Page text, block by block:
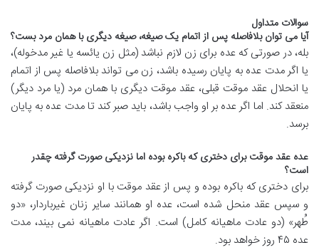
سوالات متداول
آیا می توان بلافاصله پس از اتمام یک صیغه، صیغه دیگری با همان مرد بست؟
بله، در صورتی که عده برای زن لازم نباشد (مثل زن یائسه یا غیر مدخوله)،
یا اگر مدت عده به پایان رسیده باشد، زن می تواند بلافاصله پس از اتمام
یا انحلال عقد موقت قبلی، عقد موقت دیگری با همان مرد (یا مرد دیگر)
منعقد کند. اما اگر عده بر او واجب باشد، باید صبر کند تا مدت عده به پایان
برسد.
عده عقد موقت برای دختری که باکره بوده اما نزدیکی صورت گرفته چقدر
است؟
برای دختری که باکره بوده و پس از عقد موقت با او نزدیکی صورت گرفته
و سپس عقد منحل شده است، عده او همانند سایر زنان غیرباردار، «دو
طُهر» (دو عادت ماهیانه کامل) است. اگر عادت ماهیانه نمی بیند، مدت
عده ۴۵ روز خواهد بود.